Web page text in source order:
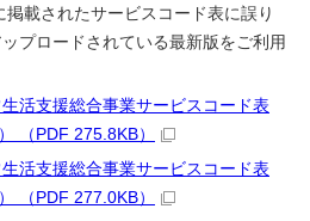
載されたサービスコード表に誤り
プロードされている最新版をご利用
活支援総合事業サービスコード表
（PDF 275.8KB）
活支援総合事業サービスコード表
（PDF 277.0KB）